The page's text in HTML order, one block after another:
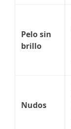
Pelo sin
brillo
Nudos